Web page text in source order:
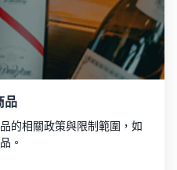
品
的相關政策與限制範圍，如
。